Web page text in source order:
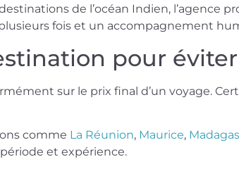
de l’océan Indien,
fois et un accompagnement
pour
sur le prix final d’un voyage.
comme La Réunion, Maurice,
et expérience.